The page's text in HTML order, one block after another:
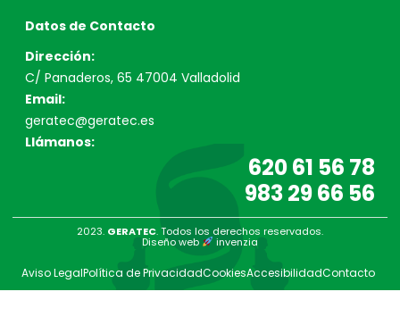
Datos de Contacto
Dirección:
C/ Panaderos, 65 47004 Valladolid
Email:
geratec@geratec.es
Llámanos:
620 61 56 78
983 29 66 56
2023. GERATEC. Todos los derechos reservados.
Diseño web invenzia
Aviso LegalPolítica de PrivacidadCookiesAccesibilidadContacto